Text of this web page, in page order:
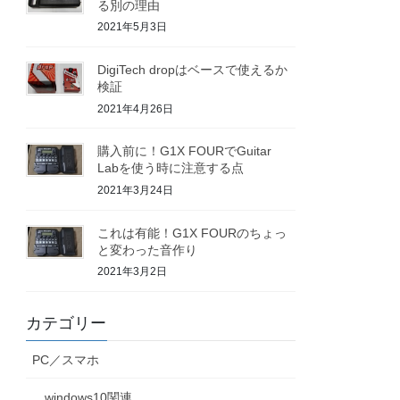
る別の理由
2021年5月3日
DigiTech dropはベースで使えるか
検証
2021年4月26日
購入前に！G1X FOURでGuitar
Labを使う時に注意する点
2021年3月24日
これは有能！G1X FOURのちょっ
と変わった音作り
2021年3月2日
カテゴリー
PC／スマホ